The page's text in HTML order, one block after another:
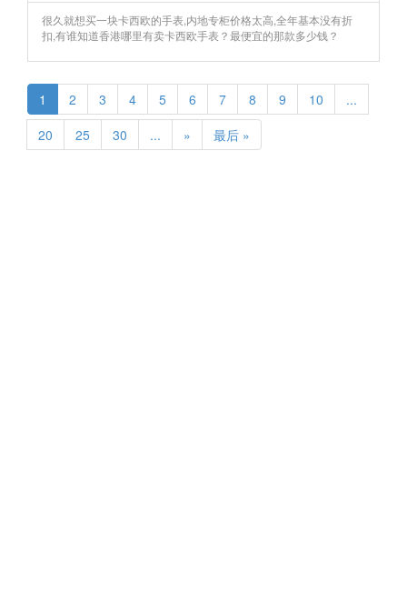
很久就想买一块卡西欧的手表,内地专柜价格太高,全年基本没有折
扣,有谁知道香港哪里有卖卡西欧手表？最便宜的那款多少钱？
1 2 3 4 5 6 7 8 9 10
...
20
25 30 ... » 最后 »